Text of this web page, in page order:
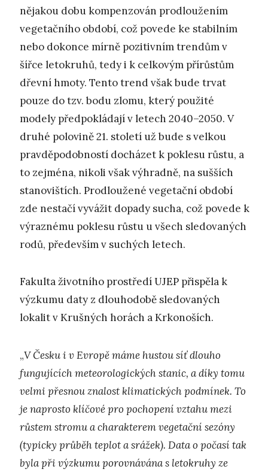
nějakou dobu kompenzován prodloužením
vegetačního období, což povede ke stabilním
nebo dokonce mírně pozitivním trendům v
šířce letokruhů, tedy i k celkovým přírůstům
dřevní hmoty. Tento trend však bude trvat
pouze do tzv. bodu zlomu, který použité
modely předpokládají v letech 2040–2050. V
druhé polovině 21. století už bude s velkou
pravděpodobností docházet k poklesu růstu, a
to zejména, nikoli však výhradně, na sušších
stanovištích. Prodloužené vegetační období
zde nestačí vyvážit dopady sucha, což povede k
výraznému poklesu růstu u všech sledovaných
rodů, především v suchých letech.
Fakulta životního prostředí UJEP přispěla k
výzkumu daty z dlouhodobě sledovaných
lokalit v Krušných horách a Krkonoších.
„V Česku i v Evropě máme hustou síť dlouho
fungujících meteorologických stanic, a díky tomu
velmi přesnou znalost klimatických podmínek. To
je naprosto klíčové pro pochopení vztahu mezi
růstem stromu a charakterem vegetační sezóny
(typicky průběh teplot a srážek). Data o počasí tak
byla při výzkumu porovnávána s letokruhy ze